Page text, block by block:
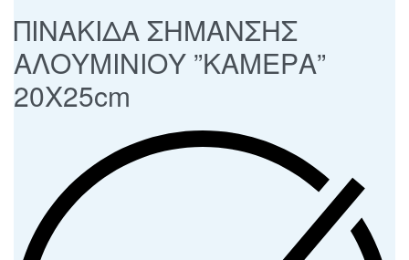
ΠΙΝΑΚΙΔΑ ΣΗΜΑΝΣΗΣ
ΑΛΟΥΜΙΝΙΟΥ ”ΚΑΜΕΡΑ”
20Χ25cm